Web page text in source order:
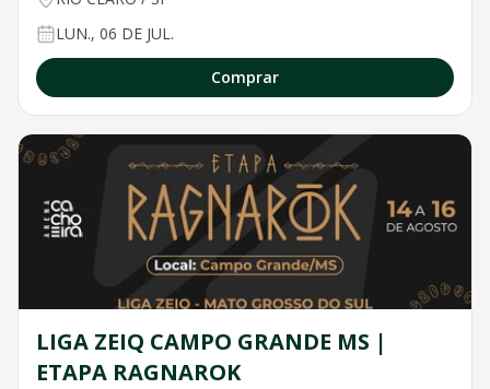
LUN., 06 DE JUL.
Comprar
LIGA ZEIQ CAMPO GRANDE MS |
ETAPA RAGNAROK